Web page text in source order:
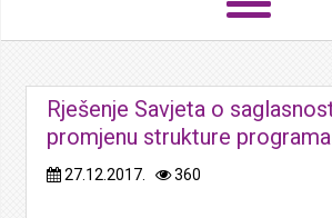
Rješenje Savjeta o
promjenu strukture
27.12.2017. 360